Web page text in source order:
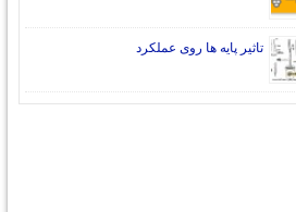
تاثیر پایه ها روی عملکرد